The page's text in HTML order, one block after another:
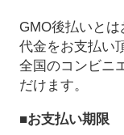
GMO後払いと
代金をお支払い
全国のコンビニ
だけます。
■お支払い期限